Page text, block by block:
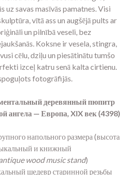
uz savas masīvās pamatnes. Visi
vītā ass un augšējā pults ar
un pilnībā veseli, bez
Koksne ir vesela, stingra,
cēlu, dziļu un piesātinātu tumšo
izceļ katru senā kalta cirtienu.
fotogrāfijās.
деревянный пюпитр
ангела — Европа, XIX век (4398)
напольного размера (высота
и книжный
wood music stand)
шедевр старинной резьбы